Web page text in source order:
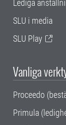
Lediga
SLU i media
SLU Play
Vanliga
Proceedo
Primula